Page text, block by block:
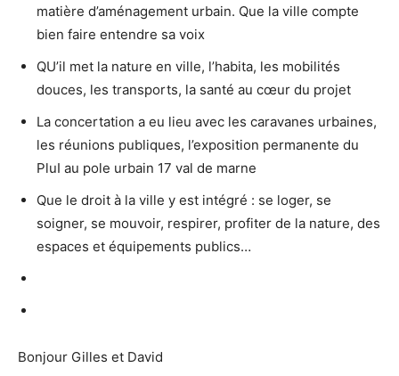
matière d’aménagement urbain. Que la ville compte
bien faire entendre sa voix
QU’il met la nature en ville, l’habita, les mobilités
douces, les transports, la santé au cœur du projet
La concertation a eu lieu avec les caravanes urbaines,
les réunions publiques, l’exposition permanente du
PluI au pole urbain 17 val de marne
Que le droit à la ville y est intégré : se loger, se
soigner, se mouvoir, respirer, profiter de la nature, des
espaces et équipements publics…
Bonjour Gilles et David